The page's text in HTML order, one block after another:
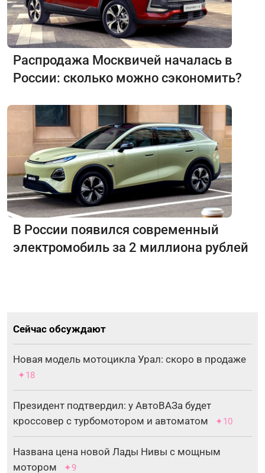
Распродажа Москвичей началась в
России: сколько можно сэкономить?
В России появился современный
электромобиль за 2 миллиона рублей
Сейчас обсуждают
Новая модель мотоцикла Урал: скоро в продаже
✦18
Президент подтвердил: у АвтоВАЗа будет
кроссовер с турбомотором и автоматом
✦10
Названа цена новой Лады Нивы с мощным
мотором
✦9